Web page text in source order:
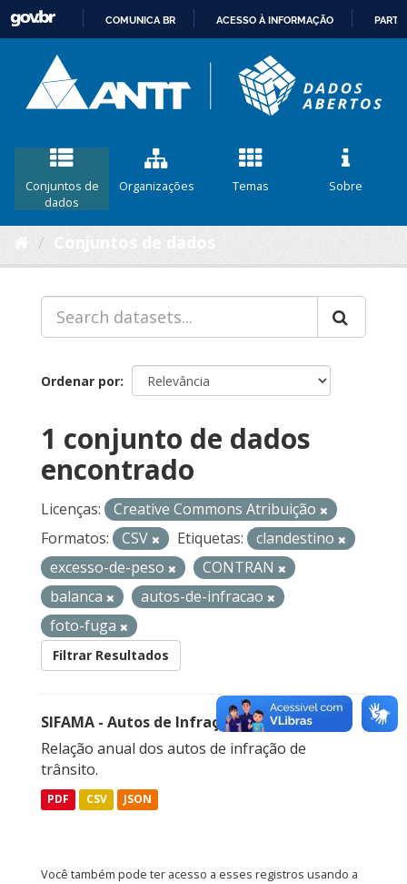
CONTEÚDO
COMUNICA BR ACESSO À INFORMAÇÃO
Conjuntos de
dados
Organizações Temas Sobre
Ordenar por
1 conjunto de dados
encontrado
Licenças:
Creative Commons Atribuição
Formatos:
CSV Etiquetas:
clandestino
excesso-de-peso
CONTRAN
balanca
autos-de-infracao
foto-fuga
Filtrar Resultados
SIFAMA - Autos de Infração de Trânsito
Relação anual dos autos de infração de
trânsito.
PDF CSV JSON
Você também pode ter acesso a esses registros usando a